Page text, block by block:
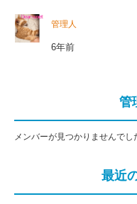
管理人
6年前
管
メンバーが見つかりませんでし
最近